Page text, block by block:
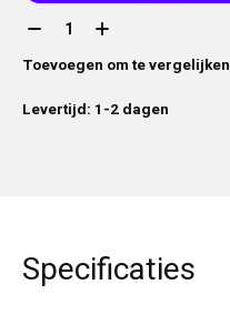
Aantal:
Toevoegen om te vergelijken
Levertijd: 1-2 dagen
Specificaties